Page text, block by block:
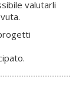
valutarli